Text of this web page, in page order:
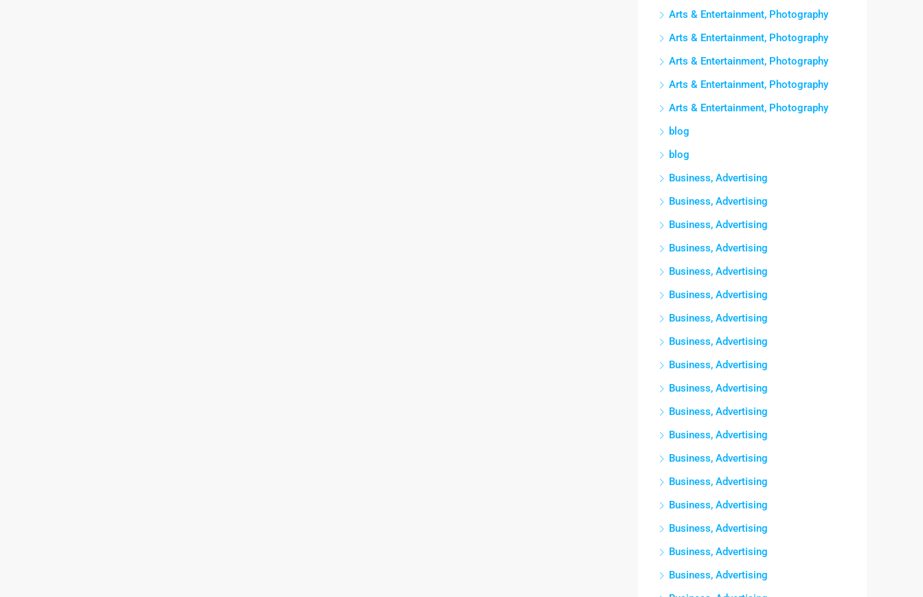
Arts & Entertainment, Photography
Arts & Entertainment, Photography
Arts & Entertainment, Photography
Arts & Entertainment, Photography
Arts & Entertainment, Photography
blog
blog
Business, Advertising
Business, Advertising
Business, Advertising
Business, Advertising
Business, Advertising
Business, Advertising
Business, Advertising
Business, Advertising
Business, Advertising
Business, Advertising
Business, Advertising
Business, Advertising
Business, Advertising
Business, Advertising
Business, Advertising
Business, Advertising
Business, Advertising
Business, Advertising